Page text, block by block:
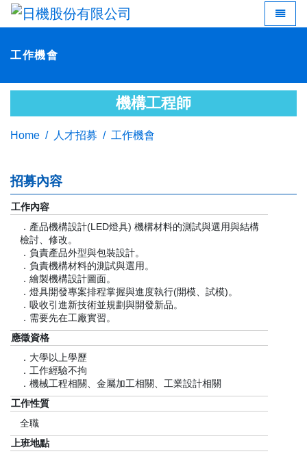
Toggle
工作機會
機構工程師
Home 人才招募 工作機會
招募內容
工作內容
．產品機構設計(LED燈具) 機構材料的測試與選用與結構
檢討、修改。
．負責產品外型與包裝設計。
．負責機構材料的測試與選用。
．繪製機構設計圖面。
．燈具開發專案排程掌握與進度執行(開模、試模)。
．吸收引進新技術並規劃與開發新品。
．需要先在工廠實習。
應徵資格
．大學以上學歷
．工作經驗不拘
．機械工程相關、金屬加工相關、工業設計相關
工作性質
全職
上班地點